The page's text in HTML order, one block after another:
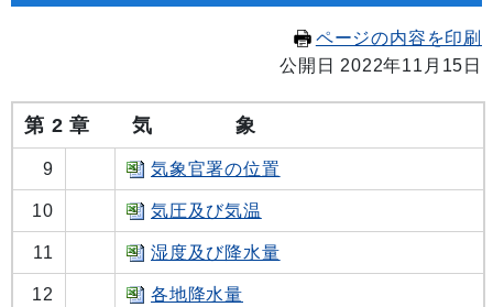
ページの内容を印刷
公開日 2022年11月15日
第 2 章 気 象
9 気象官署の位置
10 気圧及び気温
11 湿度及び降水量
12 各地降水量